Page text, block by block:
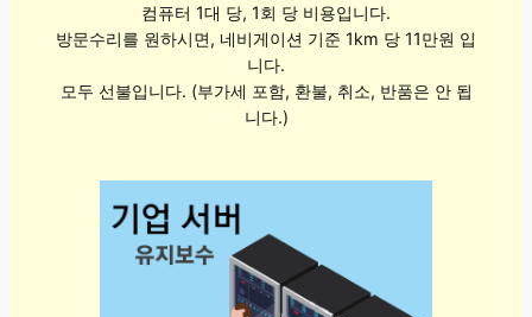
컴퓨터 1대 당, 1회 당 비용입니다.
방문수리를 원하시면, 네비게이션 기준 1km 당 11만원 입
니다.
모두 선불입니다. (부가세 포함, 환불, 취소, 반품은 안 됩
니다.)